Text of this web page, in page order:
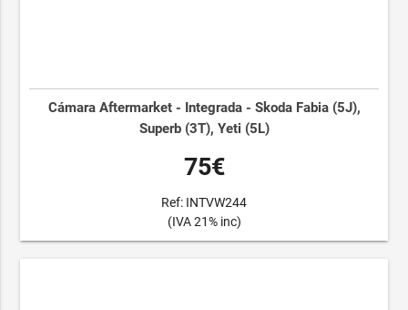
Cámara Aftermarket - Integrada - Skoda Fabia (5J),
Superb (3T), Yeti (5L)
75€
Ref: INTVW244
(IVA 21% inc)